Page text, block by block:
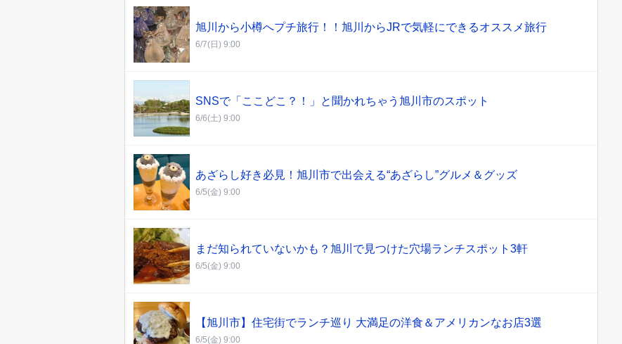
旭川から小樽へプチ旅行！！旭川からJRで気軽にできるオススメ旅行
6/7(日) 9:00
SNSで「ここどこ？！」と聞かれちゃう旭川市のスポット
6/6(土) 9:00
あざらし好き必見！旭川市で出会える“あざらし”グルメ＆グッズ
6/5(金) 9:00
まだ知られていないかも？旭川で見つけた穴場ランチスポット3軒
6/5(金) 9:00
【旭川市】住宅街でランチ巡り 大満足の洋食＆アメリカンなお店3選
6/5(金) 9:00